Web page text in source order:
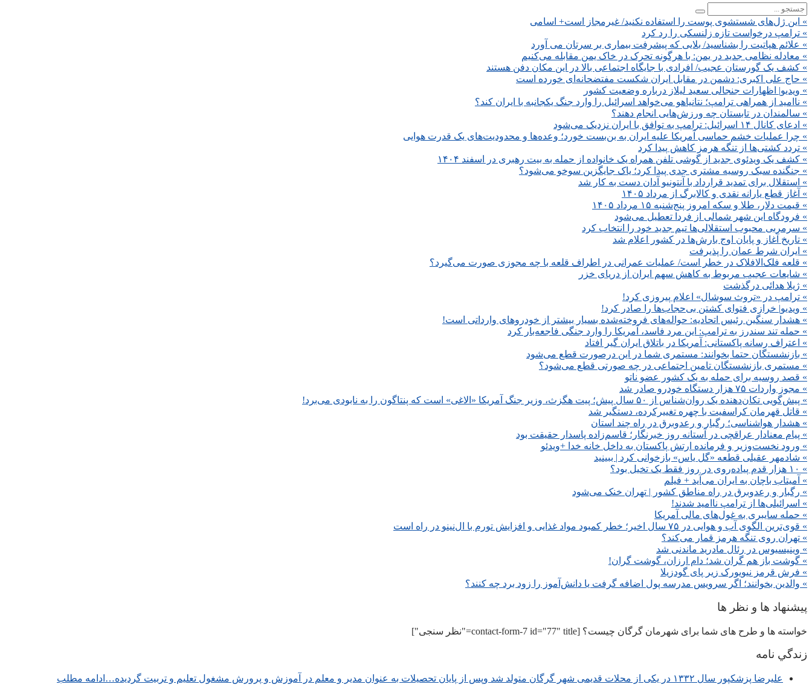
» این ژل‌های شستشوی پوست را استفاده نکنید/ غیرمجاز است+ اسامی
» ترامپ درخواست تازه زلنسکی را رد کرد
» علائم هپاتیت را بشناسید/ بلایی که پیشرفت بیماری بر سرتان می آورد
» معادله نظامی جدید در یمن: با هرگونه تحرک در خاک یمن مقابله می‌کنیم
» کشف یک گورستان عجیب/ افرادی با جایگاه اجتماعی بالا در این مکان دفن هستند
» حاج علی اکبری: دشمن در مقابل ایران شکست مفتضحانه‌ای خورده است
» ویدیو| اظهارات جنجالی سعید لیلاز درباره وضعیت کشور
» ناامید از همراهی ترامپ؛ نتانیاهو می‌خواهد اسرائیل را وارد جنگ یکجانبه با ایران کند؟
» سالمندان در تابستان چه ورزش‌هایی انجام دهند؟
» ادعای کانال ۱۴ اسرائیل: ترامپ به توافق با ایران نزدیک می‌شود
» چرا عملیات خشم حماسی آمریکا علیه ایران به بن‌بست خورد؛ وعده‌ها و محدودیت‌های یک قدرت هوایی
» تردد کشتی‌ها از تنگه هرمز کاهش پیدا کرد
» کشف یک ویدئوی جدید از گوشی تلفن همراه یک خانواده از حمله به بیت رهبری در اسفند ۱۴۰۴
» جنگنده سبک روسیه مشتری جدی پیدا کرد؛ یاک جایگزین سوخو می‌شود؟
» استقلال برای تمدید قرارداد با آنتونیو آدان دست به کار شد
» آغاز قطع یارانه نقدی و کالابرگ از مرداد ۱۴۰۵
» قیمت دلار، طلا و سکه امروز پنج‌شنبه ۱۵ مرداد ۱۴۰۵
» فرودگاه این شهر شمالی از فردا تعطیل می‌شود
» سرمربی محبوب استقلالی‌ها تیم جدید خود را انتخاب کرد
» تاریخ آغاز و پایان اوج بارش‌ها در کشور اعلام شد
» ایران شرط عمان را پذیرفت
» قلعه فلک‌الافلاک در خطر است/ عملیات عمرانی در اطراف قلعه با چه مجوزی صورت می‌گیرد؟
» شایعات عجیب مربوط به کاهش سهم ایران از دریای خزر
» ژیلا هدائی درگذشت
» ترامپ در «تروث سوشال» اعلام پیروزی کرد!
» ویدیو| خرازی فتوای کشتن بی‌حجاب‌ها را صادر کرد!
» هشدار سنگین رئیس اتحادیه: حواله‌های فروخته‌شده بسیار بیشتر از خودروهای وارداتی است!
» حمله تند سندرز به ترامپ: این مرد فاسد، آمریکا را وارد جنگی فاجعه‌بار کرد
» اعتراف رسانه پاکستانی: آمریکا در باتلاق ایران گیر افتاد
» بازنشستگان حتما بخوانند: مستمری شما در این درصورت قطع می‌شود
» مستمری بازنشستگان تامین اجتماعی در چه صورتی قطع می‌شود؟
» قصد روسیه برای حمله به یک کشور عضو ناتو
» مجوز واردات ۷۵ هزار دستگاه خودرو صادر شد
» پیش‌گویی تکان‌دهنده یک روان‌شناس از ۵۰ سال پیش؛ پیت هگزث، وزیر جنگ آمریکا «الاغی» است که پنتاگون را به نابودی می‌برد!
» قاتل قهرمان کراسفیت با چهره‌ تغییرکرده، دستگیر شد
» هشدار هواشناسی؛ رگبار و رعدوبرق در راه چند استان
» پیام معنادار عراقچی در آستانه روز خبرنگار؛ قاسم‌زاده پاسدار حقیقت بود
» ورود نخست‌وزیر و فرمانده ارتش پاکستان به داخل خانه خدا +ویدئو
» شادمهر عقیلی قطعه «گل یاس» بازخوانی کرد | ببینید
» ۱۰ هزار قدم پیاده‌روی در روز فقط یک تخیل بود؟
» آمیتاب باچان به ایران می‌آید + فیلم
» رگبار و رعدوبرق در راه مناطق کشور | تهران خنک می‌شود
» اسرائیلی‌ها از ترامپ ناامید شدند!
» حمله سایبری به غول‌های مالی آمریکا
» قوی‌ترین الگوی آب و هوایی در ۷۵ سال اخیر؛ خطر کمبود مواد غذایی و افزایش تورم با ال‌نینو در راه است
» تهران روی تنگه هرمز قمار می‌کند؟
» وینیسیوس در رئال مادرید ماندنی شد
» گوشت باز هم گران شد؛ دام ارزان، گوشت گران!
» فرش قرمز نیویورک زیر پای گودزیلا
» والدین بخوانند؛ اگر سرویس مدرسه پول اضافه گرفت یا دانش‌آموز را زود برد چه کنند؟
پیشنهاد ها و نظر ها
خواسته ها و طرح های شما برای شهرمان گرگان چیست؟ [contact-form-7 id="77" title="نظر سنجی"]
زندگي نامه
عليرضا پزشكپور سال ۱۳۳۲ در یکی از محلات قدیمی شهر گرگان متولد شد وپس از پایان تحصیلات به عنوان مدیر و معلم در آموزش و پرورش مشغول تعلیم و تربیت گرديده…ادامه مطلب